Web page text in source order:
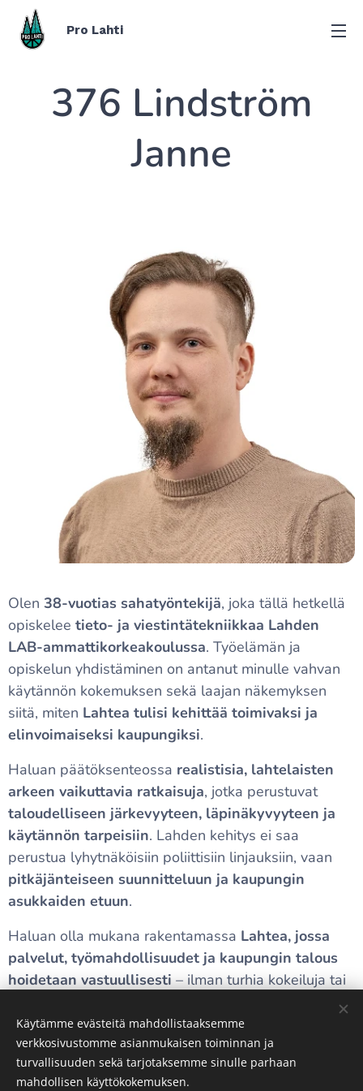
Pro Lahti
376 Lindström
Janne
Olen 38-vuotias sahatyöntekijä, joka tällä hetkellä
opiskelee tieto- ja viestintätekniikkaa Lahden
LAB-ammattikorkeakoulussa. Työelämän ja
opiskelun yhdistäminen on antanut minulle vahvan
käytännön kokemuksen sekä laajan näkemyksen
siitä, miten Lahtea tulisi kehittää toimivaksi ja
elinvoimaiseksi kaupungiksi.
Haluan päätöksenteossa realistisia, lahtelaisten
arkeen vaikuttavia ratkaisuja, jotka perustuvat
taloudelliseen järkevyyteen, läpinäkyvyyteen ja
käytännön tarpeisiin. Lahden kehitys ei saa
perustua lyhytnäköisiin poliittisiin linjauksiin, vaan
pitkäjänteiseen suunnitteluun ja kaupungin
asukkaiden etuun.
Haluan olla mukana rakentamassa Lahtea, jossa
palvelut, työmahdollisuudet ja kaupungin talous
hoidetaan vastuullisesti– ilman turhia kokeiluja tai
Käytämme evästeitä mahdollistaaksemme
verkkosivustomme asianmukaisen toiminnan ja
turvallisuuden sekä tarjotaksemme sinulle parhaan
mahdollisen käyttökokemuksen.